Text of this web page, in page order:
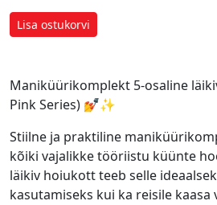
Lisa ostukorvi
Maniküürikomplekt 5-osaline
Pink Series) 💅✨
Stiilne ja praktiline
kõiki vajalikke tööriistu küünte
läikiv hoiukott teeb selle
kasutamiseks kui ka reisile